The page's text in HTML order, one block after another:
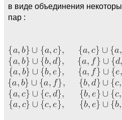
в виде объединения
пар :